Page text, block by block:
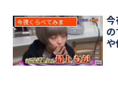
今夜くらべてみました
や